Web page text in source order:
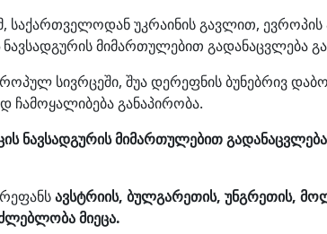
საქართველოდან უკრაინის გავლით,
ნავსადგურის მიმართულებით გადანაცვლება
სივრცეში, შუა დერეფნის ბუნებრივ
განაპირობა.
ნავსადგურისმიმართულებით
ავსტრიის, ბულგარეთის, უნგრეთის,
მიეცა.